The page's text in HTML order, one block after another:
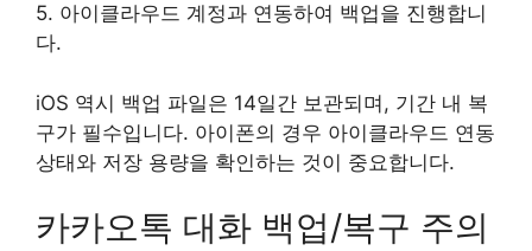
5. 아이클라우드 계정과 연동하여 백업을 진행합니
다.
iOS 역시 백업 파일은 14일간 보관되며, 기간 내 복
구가 필수입니다. 아이폰의 경우 아이클라우드 연동
상태와 저장 용량을 확인하는 것이 중요합니다.
카카오톡 대화 백업/복구 주의